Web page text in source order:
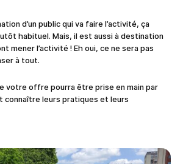
d’un public qui va faire l’activité, ça
habituel. Mais, il est aussi à destination
mener l’activité ! Eh oui, ce ne sera pas
à tout.
votre offre pourra être prise en main par
connaître leurs pratiques et leurs